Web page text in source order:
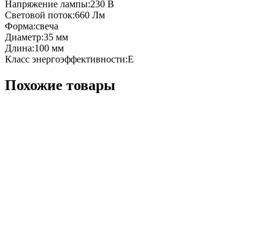
Напряжение лампы:230 В
Световой поток:660 Лм
Форма:свеча
Диаметр:35 мм
Длина:100 мм
Класс энергоэффективности:E
Похожие товары